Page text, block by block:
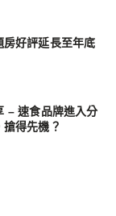
好評延長至年底
– 速食品牌進入分
得先機？